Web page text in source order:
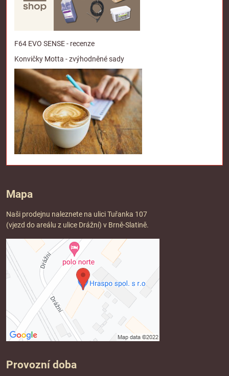
F64 EVO SENSE - recenze
Konvičky Motta - zvýhodněné sady
Mapa
Naši prodejnu naleznete na ulici Tuřanka 107
(vjezd do areálu z ulice Drážní) v Brně-Slatině.
Provozní doba